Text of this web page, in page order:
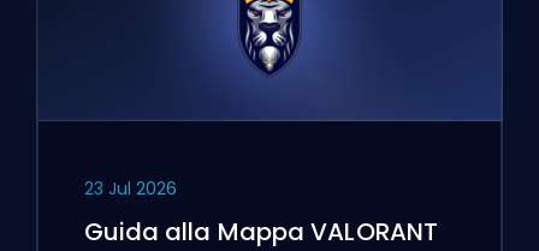
23 Jul 2026
Guida alla Mappa VALORANT